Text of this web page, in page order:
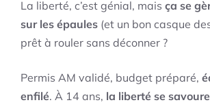
La liberté, c’est génial, mais ça se
sur les épaules (et un bon casque
prêt à rouler sans déconner ?
Permis AM validé, budget préparé,
enfilé. À 14 ans, la liberté se